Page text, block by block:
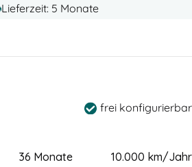
Lieferzeit: 5 Monate
frei konfigurierbar
36 Monate 10.000 km/Jahr